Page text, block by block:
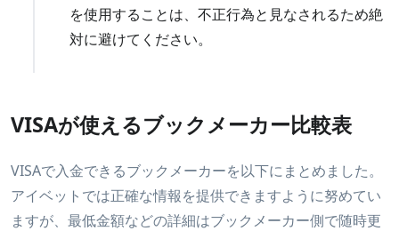
を使用することは、不正行為と見なされるため絶
対に避けてください。
VISAが使えるブックメーカー比較表
VISAで入金できるブックメーカーを以下にまとめました。
アイベットでは正確な情報を提供できますように努めてい
ますが、最低金額などの詳細はブックメーカー側で随時更